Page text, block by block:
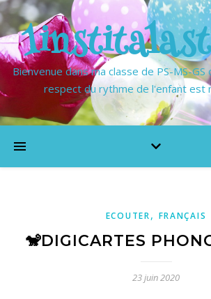
Bienvenue dans ma classe de PS-MS-
respect du rythme de l'enfant est
ECOUTER, FRANÇAIS
🐒DIGICARTES
23 juin 2020